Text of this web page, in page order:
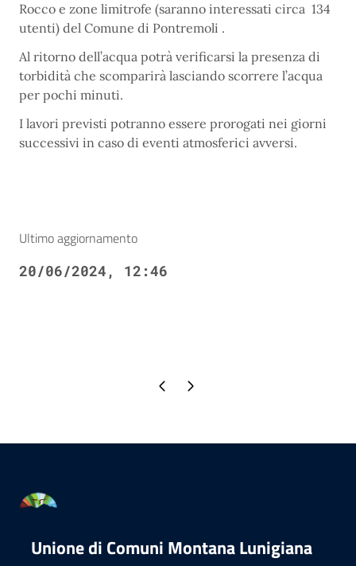
Rocco e zone limitrofe (saranno interessati circa 134
utenti) del Comune di Pontremoli .
Al ritorno dell’acqua potrà verificarsi la presenza di
torbidità che scomparirà lasciando scorrere l’acqua
per pochi minuti.
I lavori previsti potranno essere prorogati nei giorni
successivi in caso di eventi atmosferici avversi.
Ultimo aggiornamento
20/06/2024, 12:46
Pagina precedente
Pagina successiva
Unione di Comuni Montana Lunigiana